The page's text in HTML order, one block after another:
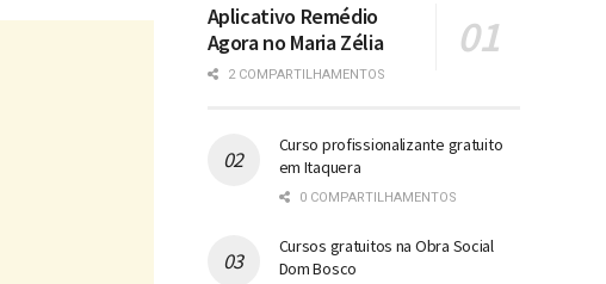
Aplicativo Remédio
Agora no Maria Zélia
2 COMPARTILHAMENTOS
Curso profissionalizante gratuito
em Itaquera
0 COMPARTILHAMENTOS
Cursos gratuitos na Obra Social
Dom Bosco